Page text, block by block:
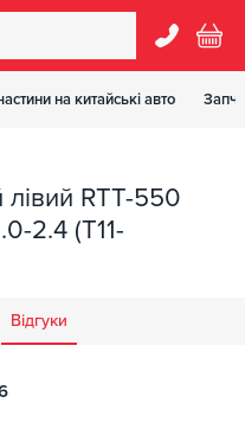
на китайські авто
RTT-550
2.4 (T11-
Відгуки